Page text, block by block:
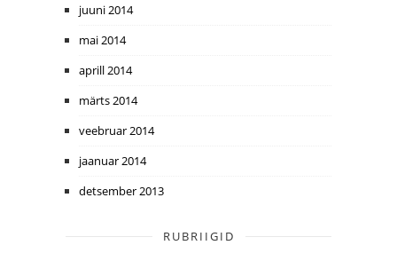
juuni 2014
mai 2014
aprill 2014
märts 2014
veebruar 2014
jaanuar 2014
detsember 2013
RUBRIIGID